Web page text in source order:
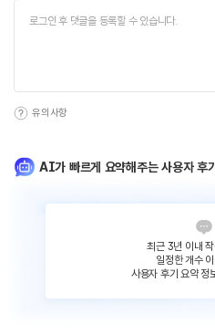
유의사항
AI가 빠르게 요약해주는 사용자 후
최근 3년 이내 작
일정한 개수
사용자 후기 요약 정